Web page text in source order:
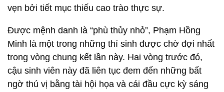
vẹn bởi tiết mục thiếu cao trào thực sự.
Được mệnh danh là “phù thủy nhỏ”, Phạm Hồng
Minh là một trong những thí sinh được chờ đợi nhất
trong vòng chung kết lần này. Hai vòng trước đó,
cậu sinh viên này đã liên tục đem đến những bất
ngờ thú vị bằng tài hội họa và cái đầu cực kỳ sáng